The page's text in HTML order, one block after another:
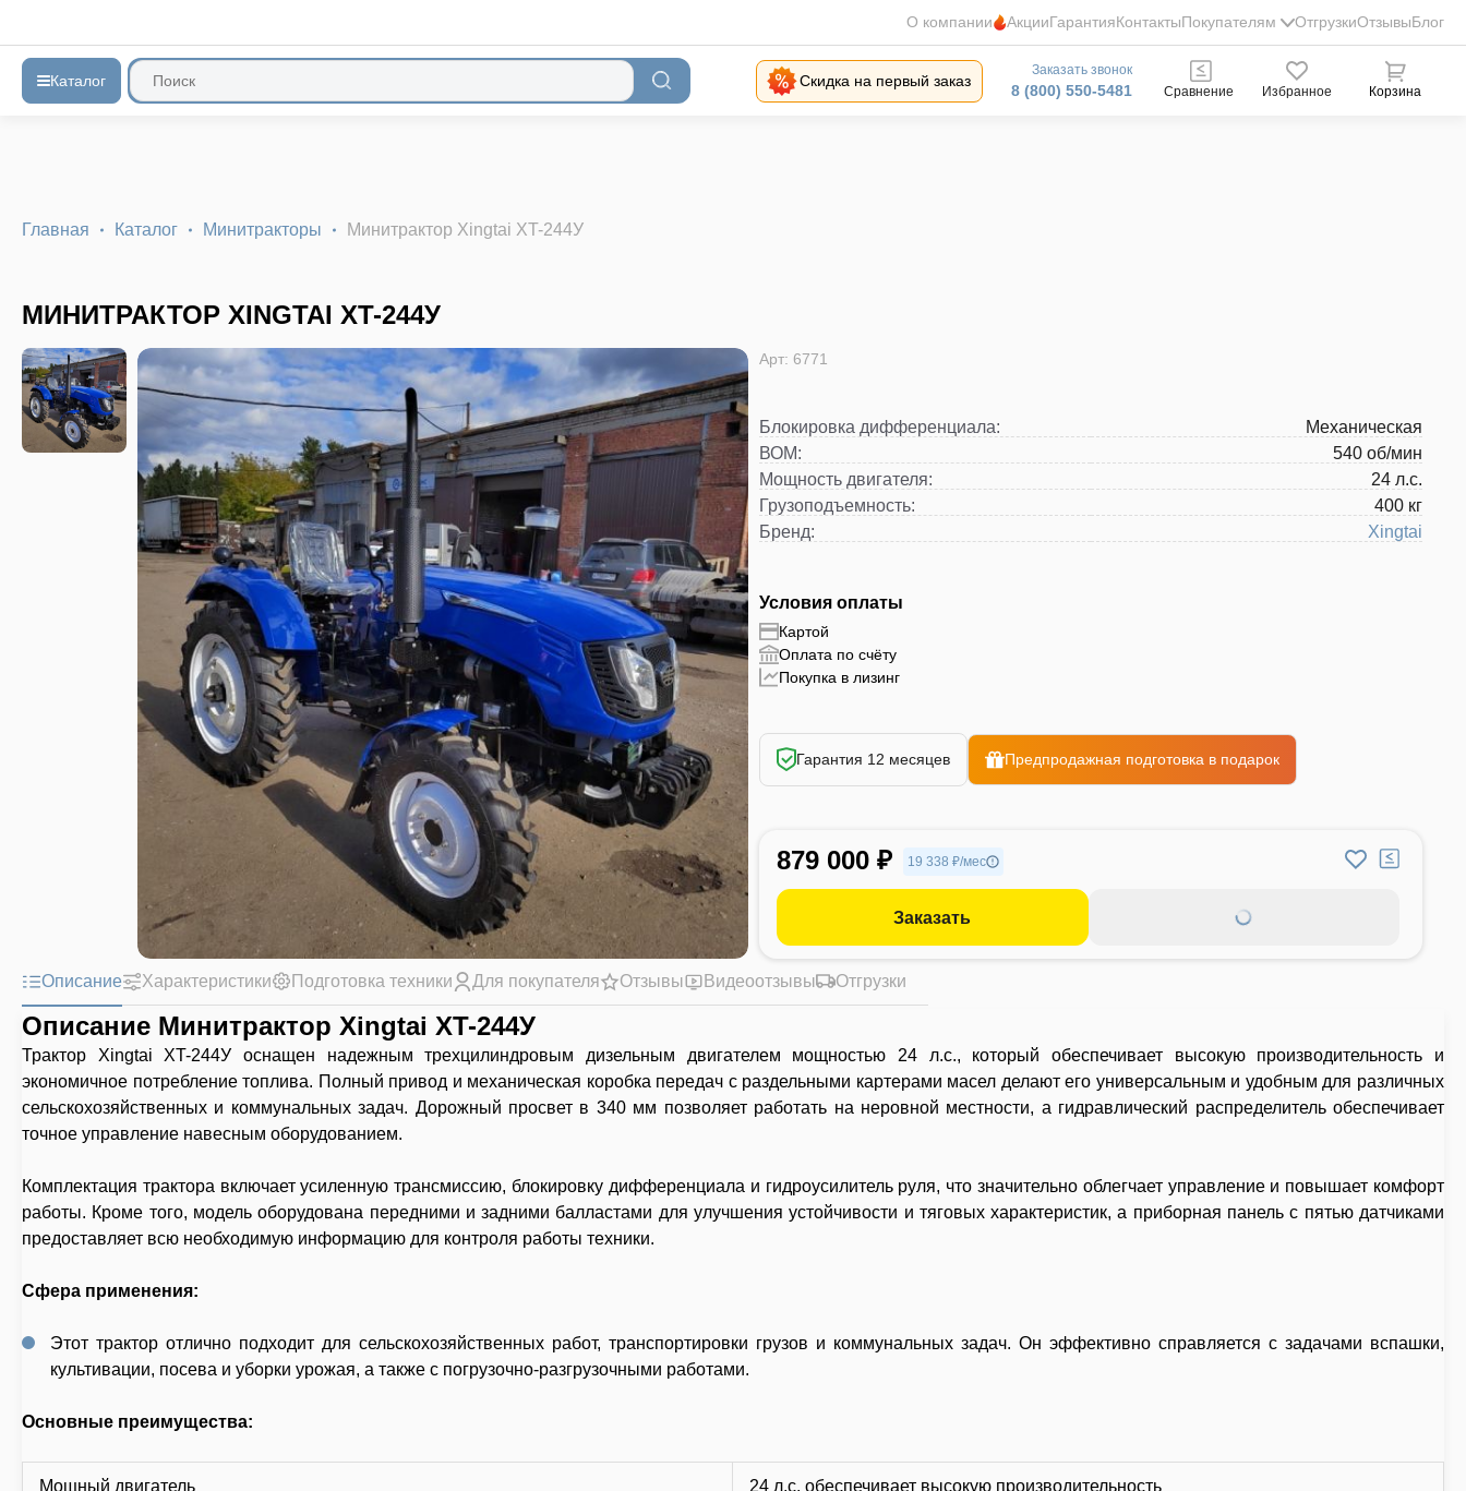
О компании АкцииГарантияКонтактыПокупателям ОтгрузкиОтзывыБлог
Каталог Скидка на первый заказ
Заказать звонок
8 (800) 550-5481 Сравнение Избранное Корзина
Главная Каталог Минитракторы Минитрактор Xingtai XT-244У
МИНИТРАКТОР XINGTAI XT-244У
Арт: 6771
Блокировка дифференциала:
Механическая
ВОМ:
540 об/мин
Мощность двигателя:
24 л.с.
Грузоподъемность:
400 кг
Бренд: Xingtai
Условия оплаты
Картой
Оплата по счёту
Покупка в лизинг
Гарантия 12 месяцев Предпродажная подготовка в подарок
879 000 ₽ 19 338 ₽/мес
Заказать
Описание Характеристики Подготовка техники Для покупателя Отзывы Видеоотзывы Отгрузки
Описание Минитрактор Xingtai XT-244У
Трактор Xingtai XT-244У оснащен надежным трехцилиндровым дизельным двигателем мощностью 24 л.с., который обеспечивает высокую производительность и
экономичное потребление топлива. Полный привод и механическая коробка передач с раздельными картерами масел делают его универсальным и удобным для различных
сельскохозяйственных и коммунальных задач. Дорожный просвет в 340 мм позволяет работать на неровной местности, а гидравлический распределитель обеспечивает
точное управление навесным оборудованием.
Комплектация трактора включает усиленную трансмиссию, блокировку дифференциала и гидроусилитель руля, что значительно облегчает управление и повышает комфорт
работы. Кроме того, модель оборудована передними и задними балластами для улучшения устойчивости и тяговых характеристик, а приборная панель с пятью датчиками
предоставляет всю необходимую информацию для контроля работы техники.
Сфера применения:
Этот трактор отлично подходит для сельскохозяйственных работ, транспортировки грузов и коммунальных задач. Он эффективно справляется с задачами вспашки,
культивации, посева и уборки урожая, а также с погрузочно-разгрузочными работами.
Основные преимущества:
Мощный двигатель 24 л.с. обеспечивает высокую производительность